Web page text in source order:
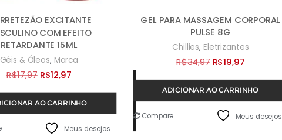
EXCITANTE
COM EFEITO
RETARDANTE 15ML
Géis & Óleos, Marca
R$17,97 O
preço
original
era:
R$17,97.
R$12,97O
preço
atual
R$12,97.
AO CARRINHO
Meus desejos
GEL PARA MASSAGEM CORPORAL
PULSE 8G
Chillies, Eletrizantes
R$34,97 O
preço
original
era:
R$34,97.
R$19,97O
preço
atual
R$19,97.
ADICIONAR AO CARRINHO
Compare Meus desejos